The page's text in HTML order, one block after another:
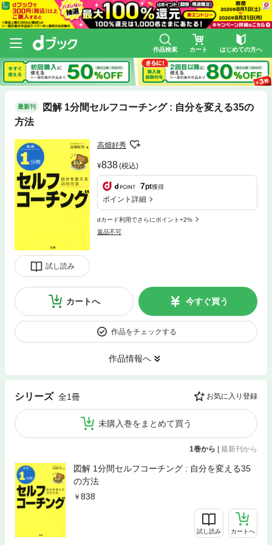
作品検索 カート はじめての方へ
最新刊
図解 1分間セルフコーチング : 自分を変える35の
方法
試し読み
高畑好秀
838(税込)
7pt獲得
ポイント詳細
dカード利用でさらにポイント+2%
返品不可
カートへ 今すぐ買う
作品をチェックする
作品情報へ
シリーズ 全1冊 お気に入り登録
未購入巻をまとめて買う
1巻から | 最新刊から
図解 1分間セルフコーチング : 自分を変える35
の方法
838
試し読み カートへ